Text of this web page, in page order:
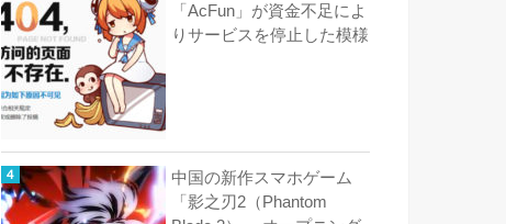
「AcFun」が資金不足によ
りサービスを停止した模様
中国の新作スマホゲーム
「影之刃2（Phantom